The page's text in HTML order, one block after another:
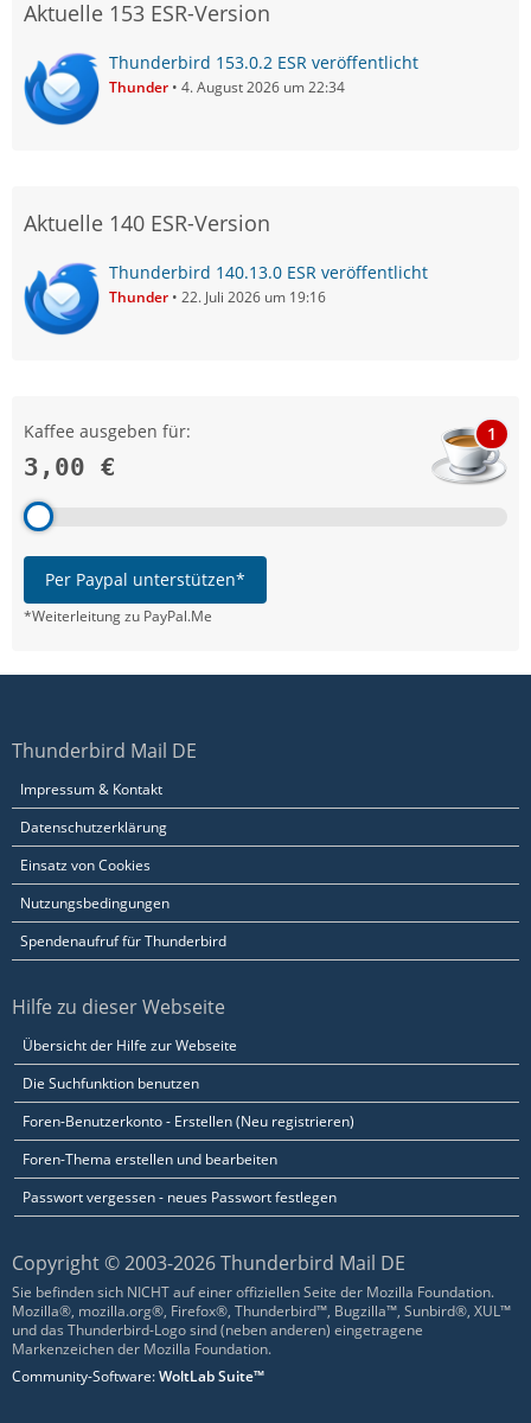
Aktuelle 153 ESR-Version
Thunderbird 153.0.2 ESR veröffentlicht
Thunder 4. August 2026 um 22:34
Aktuelle 140 ESR-Version
Thunderbird 140.13.0 ESR veröffentlicht
Thunder 22. Juli 2026 um 19:16
Kaffee ausgeben für:
3,00 €
1
Per Paypal unterstützen*
*Weiterleitung zu PayPal.Me
Thunderbird Mail DE
Impressum & Kontakt
Datenschutzerklärung
Einsatz von Cookies
Nutzungsbedingungen
Spendenaufruf für Thunderbird
Hilfe zu dieser Webseite
Übersicht der Hilfe zur Webseite
Die Suchfunktion benutzen
Foren-Benutzerkonto - Erstellen (Neu registrieren)
Foren-Thema erstellen und bearbeiten
Passwort vergessen - neues Passwort festlegen
Copyright © 2003-2026 Thunderbird Mail DE
Sie befinden sich NICHT auf einer offiziellen Seite der Mozilla Foundation.
Mozilla®, mozilla.org®, Firefox®, Thunderbird™, Bugzilla™, Sunbird®, XUL™
und das Thunderbird-Logo sind (neben anderen) eingetragene
Markenzeichen der Mozilla Foundation.
Community-Software:WoltLab Suite™